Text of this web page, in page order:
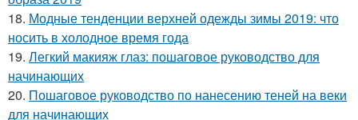
18. Модные тенденции верхней одежды зимы 2019: что
носить в холодное время года
19. Легкий макияж глаз: пошаговое руководство для
начинающих
20. Пошаговое руководство по нанесению теней на веки
для начинающих